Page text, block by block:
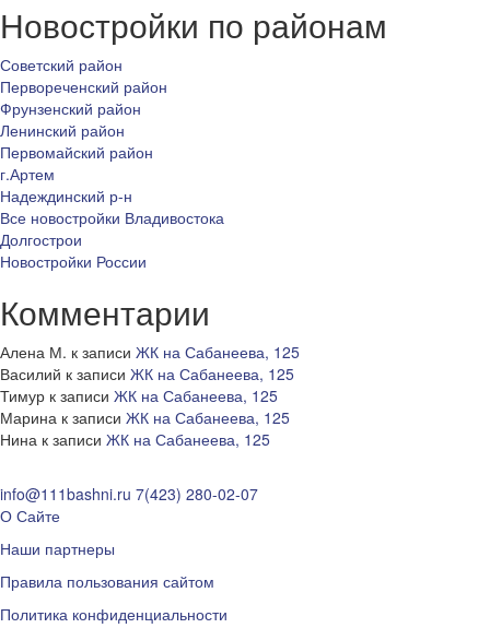
Новостройки по районам
Советский район
Первореченский район
Фрунзенский район
Ленинский район
Первомайский район
г.Артем
Надеждинский р-н
Все новостройки Владивостока
Долгострои
Новостройки России
Комментарии
Алена М. к записи ЖК на Сабанеева, 125
Василий к записи ЖК на Сабанеева, 125
Тимур к записи ЖК на Сабанеева, 125
Марина к записи ЖК на Сабанеева, 125
Нина к записи ЖК на Сабанеева, 125
info@111bashni.ru 7(423) 280-02-07
О Сайте
Наши партнеры
Правила пользования сайтом
Политика конфиденциальности